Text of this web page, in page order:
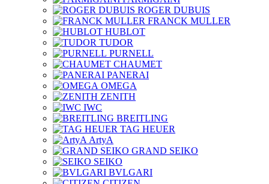
ROGER DUBUIS
FRANCK MULLER
HUBLOT
TUDOR
PURNELL
CHAUMET
PANERAI
OMEGA
ZENITH
IWC
BREITLING
TAG HEUER
ArtyA
GRAND SEIKO
SEIKO
BVLGARI